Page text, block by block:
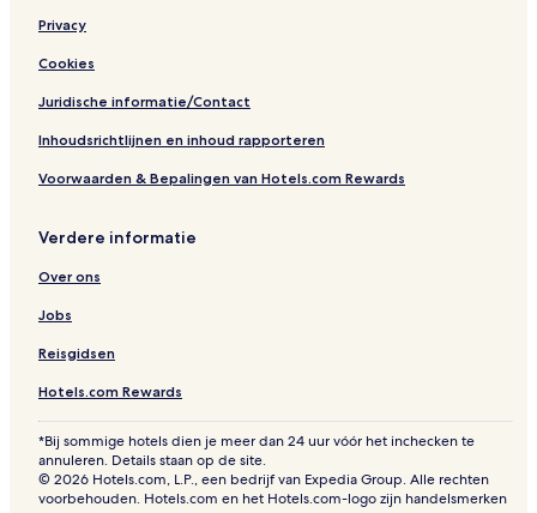
Privacy
Cookies
Juridische informatie/Contact
Inhoudsrichtlijnen en inhoud rapporteren
Voorwaarden & Bepalingen van Hotels.com Rewards
Verdere informatie
Over ons
Jobs
Reisgidsen
Hotels.com Rewards
*Bij sommige hotels dien je meer dan 24 uur vóór het inchecken te
annuleren. Details staan op de site.
© 2026 Hotels.com, L.P., een bedrijf van Expedia Group. Alle rechten
voorbehouden. Hotels.com en het Hotels.com-logo zijn handelsmerken